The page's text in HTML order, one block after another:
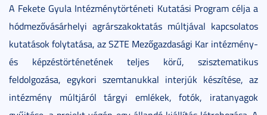
A Fekete Gyula Intézménytörténeti Kutatási Program célja a
hódmezővásárhelyi agrárszakoktatás múltjával kapcsolatos
kutatások folytatása, az SZTE Mezőgazdasági Kar intézmény-
és képzéstörténetének teljes körű, szisztematikus
feldolgozása, egykori szemtanukkal interjúk készítése, az
intézmény múltjáról tárgyi emlékek, fotók, iratanyagok